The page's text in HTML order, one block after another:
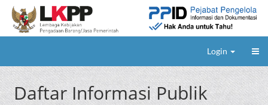
Login
Daftar Informasi Publik